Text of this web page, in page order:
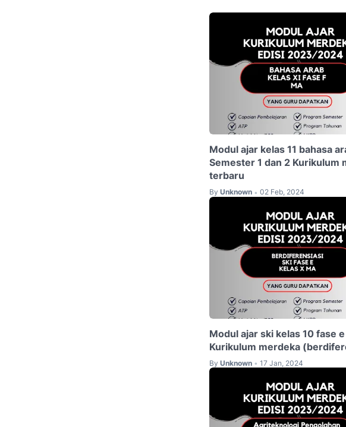
Modul ajar kelas 11 bahasa
Semester 1 dan 2 Kurikulum
terbaru
By Unknown • 02 Feb, 2024
Modul ajar ski kelas 10 fase e
Kurikulum merdeka
By Unknown • 17 Jan, 2024